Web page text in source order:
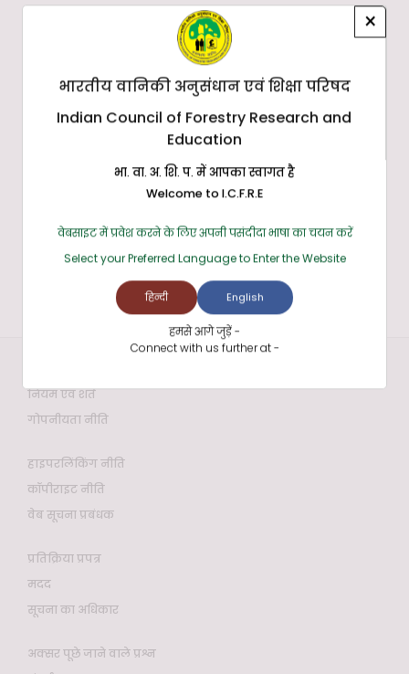
नियम एवं शर्तें
गोपनीयता नीति
हाइपरलिंकिंग नीति
कॉपीराइट नीति
वेब सूचना प्रबंधक
प्रतिक्रिया प्रपत्र
मदद
सूचना का अधिकार
अक्सर पूछे जाने वाले प्रश्न
×
भारतीय वानिकी अनुसंधान एवं शिक्षा परिषद
Indian Council of Forestry Research and
Education
भा. वा. अ. शि. प. में आपका स्वागत है
Welcome to I.C.F.R.E
वेबसाइट में प्रवेश करने के लिए अपनी पसंदीदा भाषा का चयन करें
Select your Preferred Language to Enter the Website
हिन्दी English
हमसे आगे जुड़ें -
Connect with us further at -